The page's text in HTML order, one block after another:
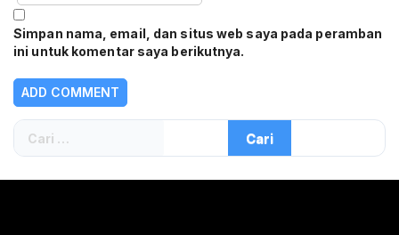
Simpan nama, email, dan situs web saya pada peramban
ini untuk komentar saya berikutnya.
Cari
untuk: